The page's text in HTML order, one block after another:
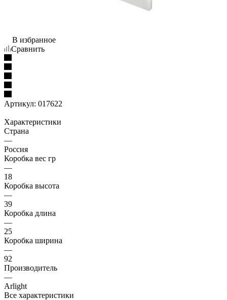
В избранное
Сравнить
Артикул: 017622
Характеристики
Страна
—
Россия
Коробка вес гр
—
18
Коробка высота
—
39
Коробка длина
—
25
Коробка ширина
—
92
Производитель
—
Arlight
Все характеристики